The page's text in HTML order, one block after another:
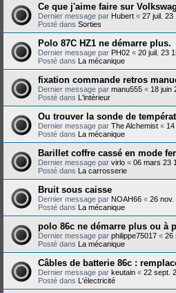
Ce que j'aime faire sur
Dernier message par Hubert « 27 juil. 23
Posté dans Sorties
Polo 87C HZ1 ne démarre plus.
Dernier message par PH02 « 20 juil. 23
Posté dans La mécanique
fixation commande retros
Dernier message par manu555 « 18 juin
Posté dans L'intérieur
Ou trouver la sonde de
Dernier message par The Alchemist «
Posté dans La mécanique
Barillet coffre cassé en mode
Dernier message par virlo « 06 mars 23
Posté dans La carrosserie
Bruit sous caisse
Dernier message par NOAH66 « 26 nov.
Posté dans La mécanique
polo 86c ne démarre plus ou à
Dernier message par philippe75017 « 26
Posté dans La mécanique
Câbles de batterie 86c :
Dernier message par keutain « 22 sept.
Posté dans L'électricité